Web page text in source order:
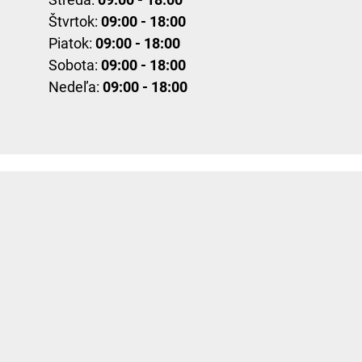
Štvrtok: 09:00 - 18:00
Piatok: 09:00 - 18:00
Sobota: 09:00 - 18:00
Nedeľa: 09:00 - 18:00